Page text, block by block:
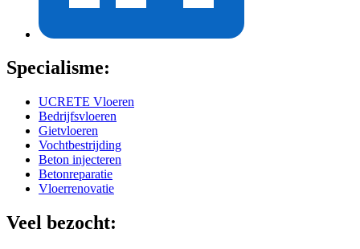
Specialisme:
UCRETE Vloeren
Bedrijfsvloeren
Gietvloeren
Vochtbestrijding
Beton injecteren
Betonreparatie
Vloerrenovatie
Veel bezocht: